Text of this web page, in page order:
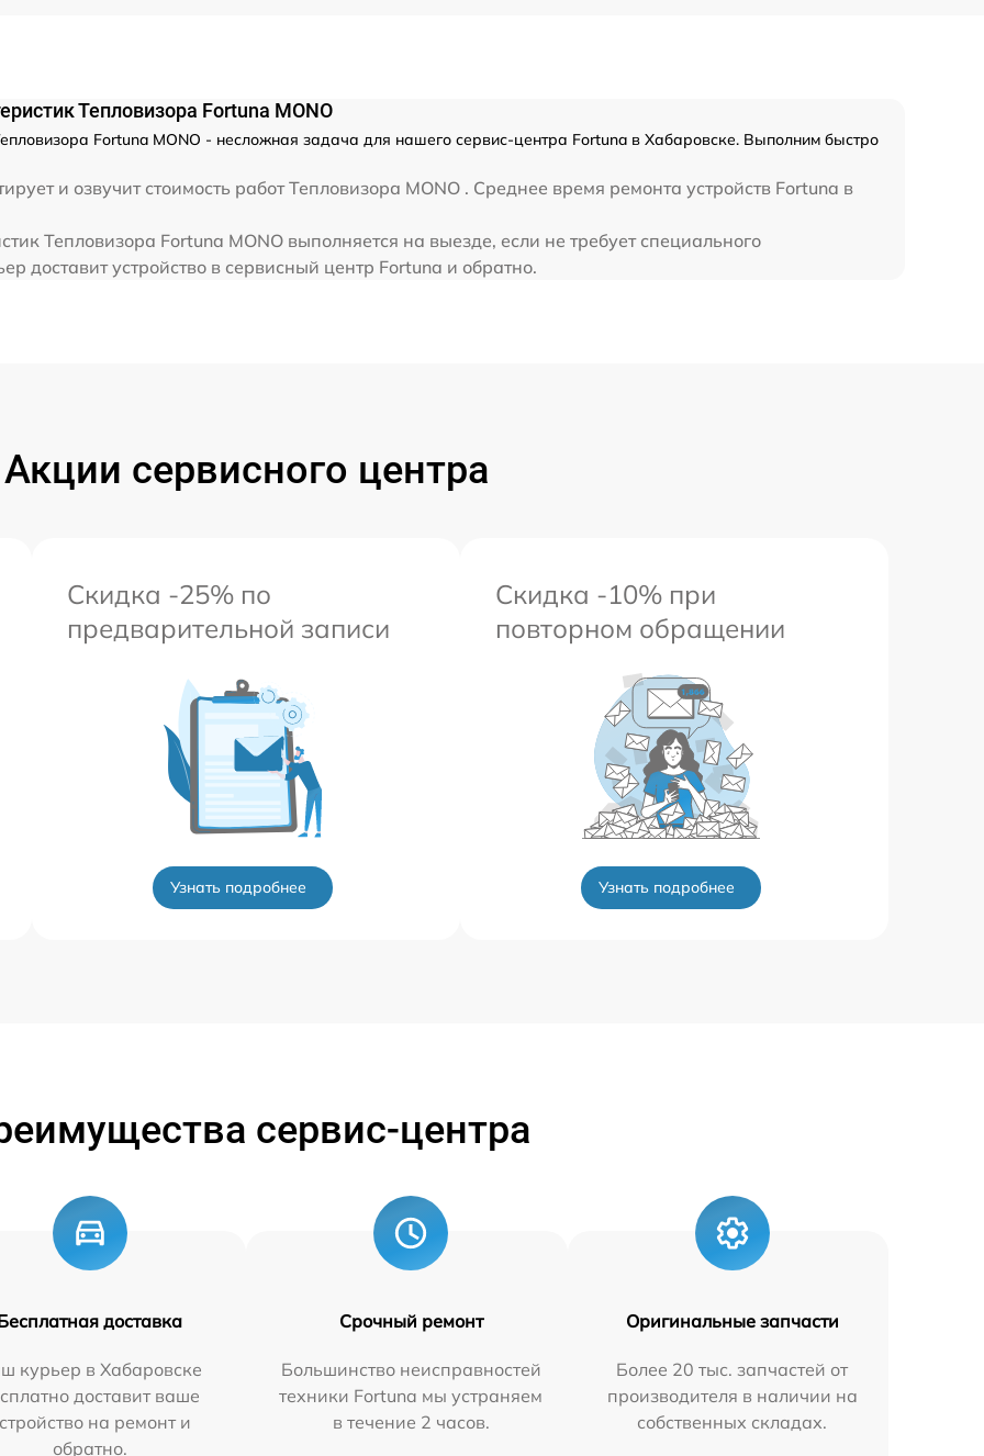
Тепловизора Fortuna MONO
Fortuna MONO - несложная задача для нашего сервис-центра Fortuna в Хабаровске. Выполним быстро
и озвучит стоимость работ Тепловизора MONO . Среднее время ремонта устройств Fortuna в
Тепловизора Fortuna MONO выполняется на выезде, если не требует специального
доставит устройство в сервисный центр Fortuna и обратно.
Акции сервисного центра
Скидка -25% по
предварительной записи
Узнать подробнее
Скидка -10% при
повторном обращении
Узнать подробнее
сервис-центра
доставка
курьер в Хабаровске
доставит ваше
на ремонт и
обратно.
Срочный ремонт
Большинство неисправностей
техники Fortuna мы устраняем
в течение 2 часов.
Оригинальные запчасти
Более 20 тыс. запчастей от
производителя в наличии на
собственных складах.